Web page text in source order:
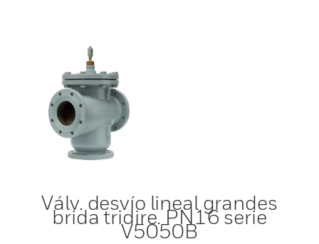
Válv. desvío lineal grandes
brida tridire. PN16 serie
V5050B